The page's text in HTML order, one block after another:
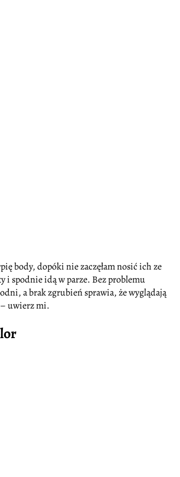
body, dopóki nie zaczęłam nosić ich ze
i spodnie idą w parze. Bez problemu
a brak zgrubień sprawia, że wyglądają
– uwierz mi.